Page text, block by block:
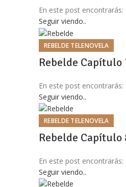
En este post
Seguir viendo..
REBELDE TELENOVELA
Rebelde Capítulo
En este post
Seguir viendo..
REBELDE TELENOVELA
Rebelde Capítulo
En este post
Seguir viendo..